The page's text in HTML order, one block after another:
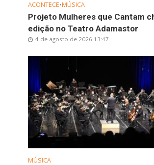
ACONTECE•MÚSICA
Projeto Mulheres que Cantam
edição no Teatro Adamastor
4 de agosto de 2026 13:47
MÚSICA